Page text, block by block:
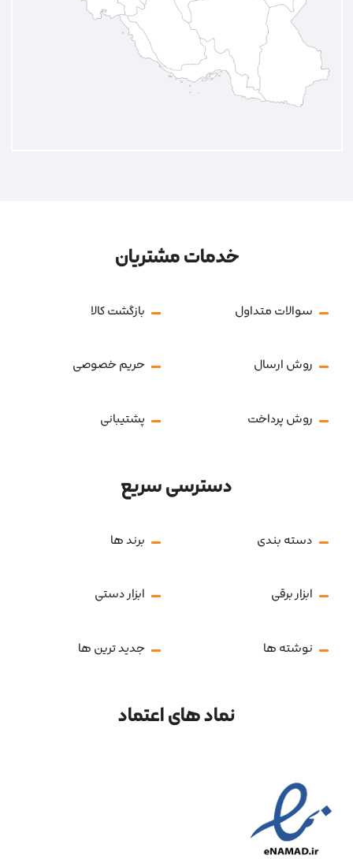
خدمات مشتریان
سوالات متداول بازگشت کالا
روش ارسال حریم خصوصی
روش پرداخت پشتیبانی
دسترسی سریع
دسته بندی برند ها
ابزار برقی ابزار دستی
نوشته ها جدید ترین ها
نماد های اعتماد